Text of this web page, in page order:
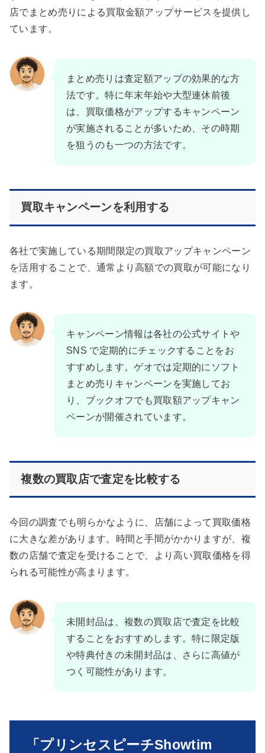
店でまとめ売りによる買取金額アップサービスを提供し
ています。
まとめ売りは査定額アップの効果的な方
法です。特に年末年始や大型連休前後
は、買取価格がアップするキャンペーン
が実施されることが多いため、その時期
を狙うのも一つの方法です。
買取キャンペーンを利用する
各社で実施している期間限定の買取アップキャンペーン
を活用することで、通常より高額での買取が可能になり
ます。
キャンペーン情報は各社の公式サイトや
SNS で定期的にチェックすることをお
すすめします。ゲオでは定期的にソフト
まとめ売りキャンペーンを実施してお
り、ブックオフでも買取額アップキャン
ペーンが開催されています。
複数の買取店で査定を比較する
今回の調査でも明らかなように、店舗によって買取価格
に大きな差があります。時間と手間がかかりますが、複
数の店舗で査定を受けることで、より高い買取価格を得
られる可能性が高まります。
未開封品は、複数の買取店で査定を比較
することをおすすめします。特に限定版
や特典付きの未開封品は、さらに高値が
つく可能性があります。
「プリンセスピーチShowtim